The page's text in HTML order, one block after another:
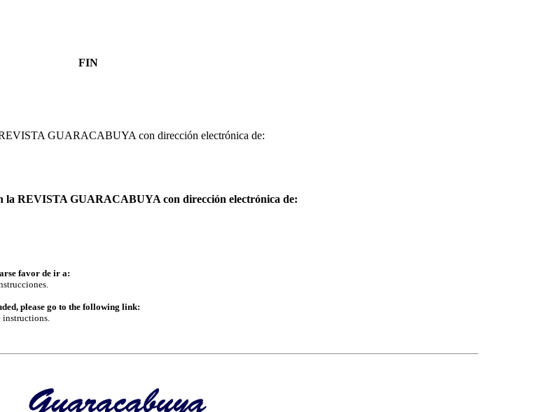
FIN
GUARACABUYA con dirección electrónica de:
la REVISTA GUARACABUYA con dirección electrónica de:
favor de ir a:
please go to the following link: